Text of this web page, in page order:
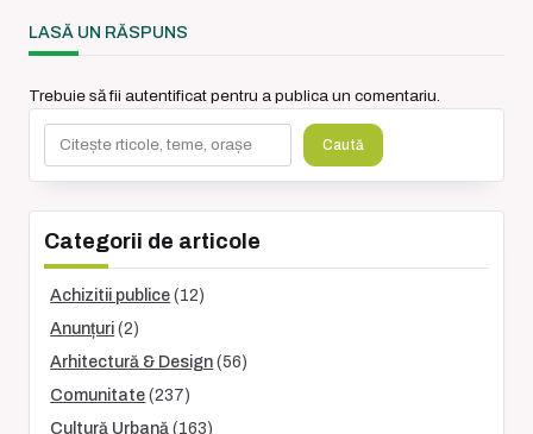
reader-
text">Page</span>
LASĂ UN RĂSPUNS
Trebuie să fii autentificat pentru a publica un comentariu.
Caută
Categorii de articole
Achizitii publice (12)
Anunțuri (2)
Arhitectură & Design (56)
Comunitate (237)
Cultură Urbană (163)